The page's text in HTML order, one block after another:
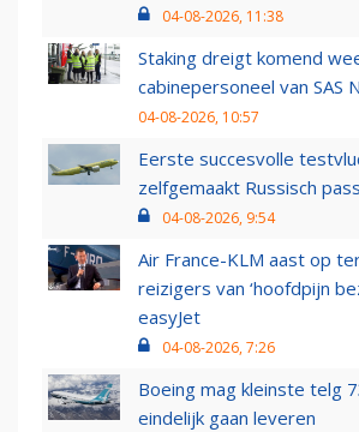
04-08-2026, 11:38
Staking dreigt komend
cabinepersoneel van SAS
04-08-2026, 10:57
Eerste succesvolle
zelfgemaakt Russisch
04-08-2026, 9:54
Air France-KLM aast op
reizigers van ‘hoofdpijn
easyJet
04-08-2026, 7:26
Boeing mag kleinste telg
eindelijk gaan leveren